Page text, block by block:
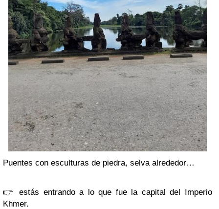
Puentes con esculturas de piedra, selva alrededor…
👉 estás entrando a lo que fue la capital del Imperio
Khmer.